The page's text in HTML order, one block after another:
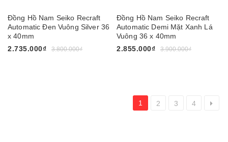
Đồng Hồ Nam Seiko Recraft
Automatic Đen Vuông Silver 36
x 40mm
2.735.000₫
3.800.000₫
Đồng Hồ Nam Seiko Recraft
Automatic Demi Mặt Xanh Lá
Vuông 36 x 40mm
2.855.000₫
3.900.000₫
1 2 3 4